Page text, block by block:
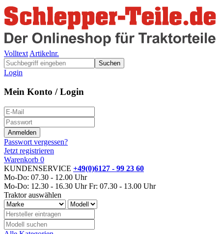
Volltext Artikelnr.
Suchen
Login
Mein Konto / Login
Passwort vergessen?
Jetzt registrieren
Warenkorb 0
KUNDENSERVICE +49(0)6127 - 99 23 60
Mo-Do: 07.30 - 12.00 Uhr
Mo-Do: 12.30 - 16.30 Uhr Fr: 07.30 - 13.00 Uhr
Traktor auswählen